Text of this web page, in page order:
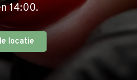
14:00.
locatie